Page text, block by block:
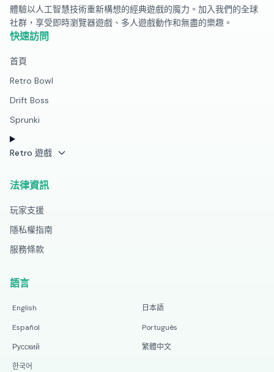
體驗以人工智慧技術重新構想的經典遊戲的魔力。加入我們的全球
社群，享受即時瀏覽器遊戲、多人遊戲動作和無盡的樂趣。
快速訪問
首頁
Retro Bowl
Drift Boss
Sprunki
Retro 遊戲
法律資訊
玩家支援
隱私權指南
服務條款
語言
English
日本語
Español
Português
Русский
繁體中文
한국어